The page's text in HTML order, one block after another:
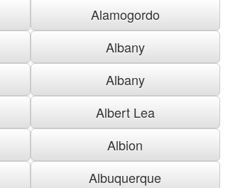
Alamogordo
Albany
Albany
Albert Lea
Albion
Albuquerque